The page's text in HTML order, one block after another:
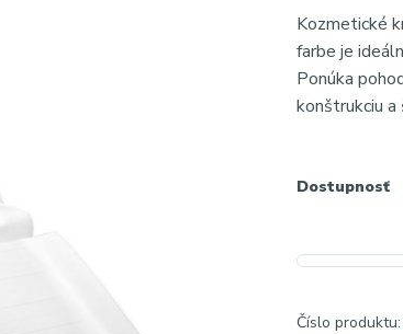
Kozmetické
farbe je
Ponúka
konštrukciu
Dostupnosť
Číslo produktu: